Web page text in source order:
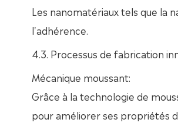
Les nanomatériaux tels que la
l'adhérence.
4.3. Processus de fabrication
Mécanique moussant:
Grâce à la technologie de
pour améliorer ses propriétés